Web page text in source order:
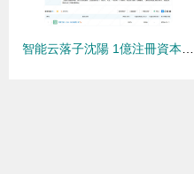
智能云落子沈陽 1億注冊資本背后的戰略版圖與行業新格局